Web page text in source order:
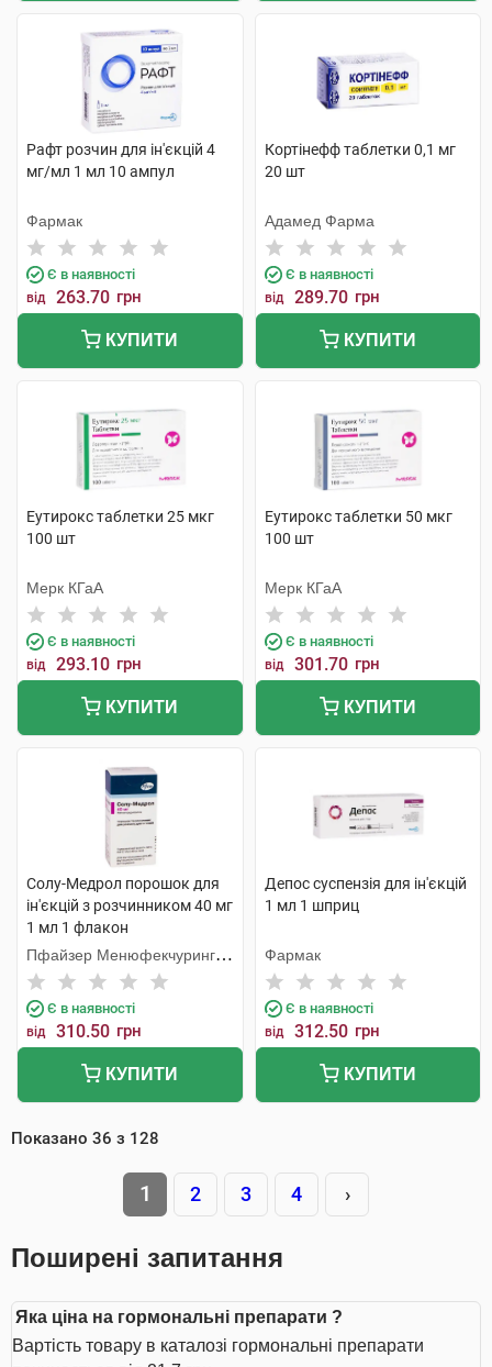
Рафт розчин для ін'єкцій 4
мг/мл 1 мл 10 ампул
Фармак
Є в наявності
від 263.70 грн
КУПИТИ
Кортінефф таблетки 0,1 мг
20 шт
Адамед Фарма
Є в наявності
від 289.70 грн
КУПИТИ
Еутирокс таблетки 25 мкг
100 шт
Мерк КГаА
Є в наявності
від 293.10 грн
КУПИТИ
Еутирокс таблетки 50 мкг
100 шт
Мерк КГаА
Є в наявності
від 301.70 грн
КУПИТИ
Солу-Медрол порошок для
ін'єкцій з розчинником 40 мг
1 мл 1 флакон
Пфайзер Менюфекчуринг
Бельгія
Є в наявності
від 310.50 грн
КУПИТИ
Депос суспензія для ін'єкцій
1 мл 1 шприц
Фармак
Є в наявності
від 312.50 грн
КУПИТИ
Показано 36 з 128
1 2 3 4 ›
Поширені запитання
Яка ціна на гормональні препарати ?
Вартість товару в каталозі гормональні препарати